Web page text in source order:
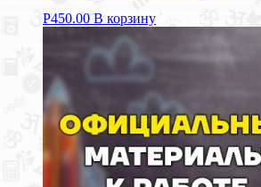
Р450.00 В корзину